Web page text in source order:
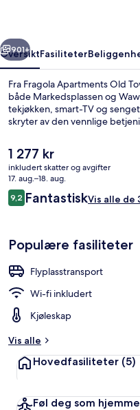
Neste
901+
OversiktFasiliteter
Fra Fragola Apartments Old
både Markedsplassen og
tekjøkken, smart-TV og
skryter av den vennlige
Den
nåværende
prisen
er
1 277 kr
1 277 kr
inkludert skatter og avgifter
17. aug.–18. aug.
Anmeldelser
9,29,2 av 10 –
FantastiskVis alle de
Populære fasiliteter
Flyplasstransport
Wi-fi inkludert
Kjøleskap
Vis alle
Hovedfasiliteter (5)
Føl deg som hjemme